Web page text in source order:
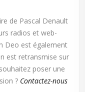
de Pascal Denault
radios et web-
Deo est également
est retransmise sur
poser une
? Contactez-nous